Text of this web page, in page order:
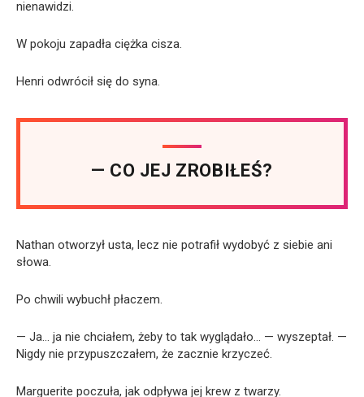
nienawidzi.
W pokoju zapadła ciężka cisza.
Henri odwrócił się do syna.
— CO JEJ ZROBIŁEŚ?
Nathan otworzył usta, lecz nie potrafił wydobyć z siebie ani
słowa.
Po chwili wybuchł płaczem.
— Ja… ja nie chciałem, żeby to tak wyglądało… — wyszeptał. —
Nigdy nie przypuszczałem, że zacznie krzyczeć.
Marguerite poczuła, jak odpływa jej krew z twarzy.